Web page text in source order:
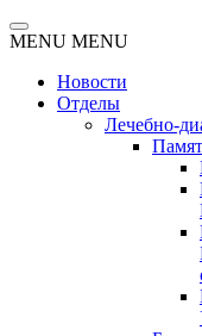
MENU MENU
Новости
Отделы
Лечебно-